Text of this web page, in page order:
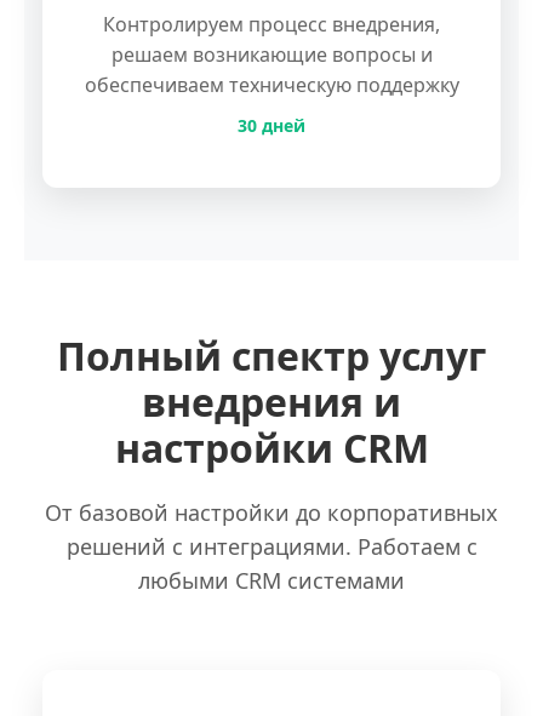
Контролируем процесс внедрения,
решаем возникающие вопросы и
обеспечиваем техническую поддержку
30 дней
Полный спектр услуг
внедрения и
настройки CRM
От базовой настройки до корпоративных
решений с интеграциями. Работаем с
любыми CRM системами